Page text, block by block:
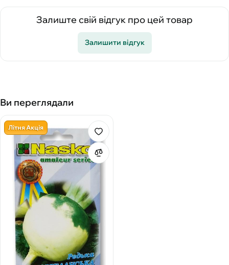
Залиште свій відгук про цей товар
Залишити відгук
Ви переглядали
Літня Акція